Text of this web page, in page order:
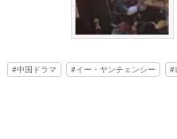
中国ドラマ イー・ヤンチェンシー